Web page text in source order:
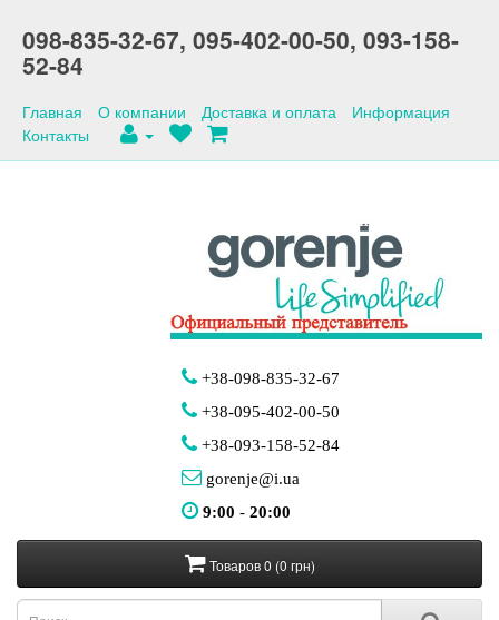
098-835-32-67, 095-402-00-50, 093-158-
52-84
Главная О компании Доставка и оплата
Информация
Контакты
+38-098-835-32-67
+38-095-402-00-50
+38-093-158-52-84
gorenje@i.ua
9:00 - 20:00
Товаров 0 (0 грн)